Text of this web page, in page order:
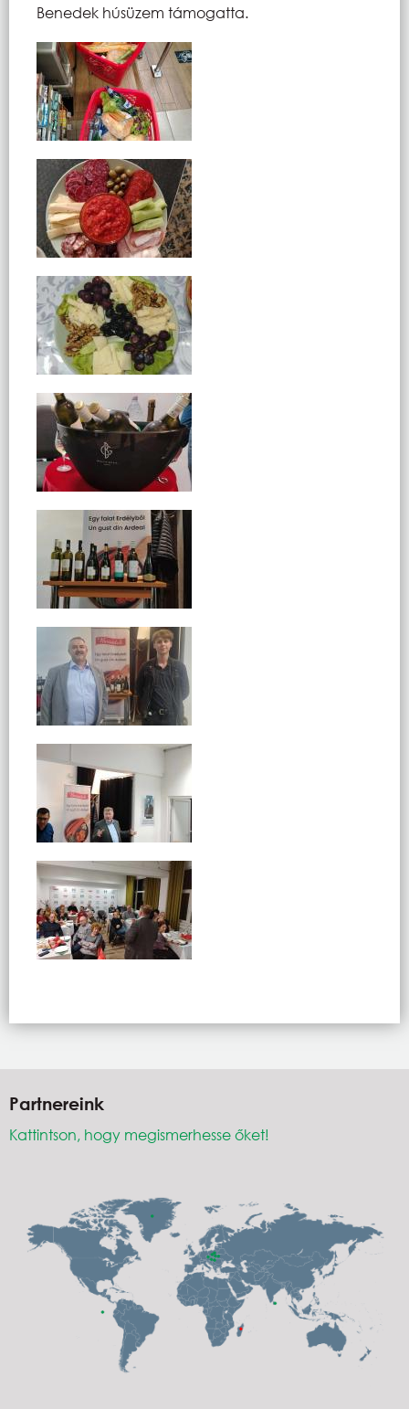
Benedek húsüzem támogatta.
Partnereink
Kattintson, hogy megismerhesse őket!